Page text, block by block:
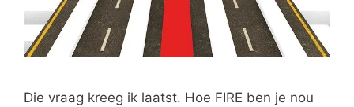
Die vraag kreeg ik laatst. Hoe FIRE ben je nou